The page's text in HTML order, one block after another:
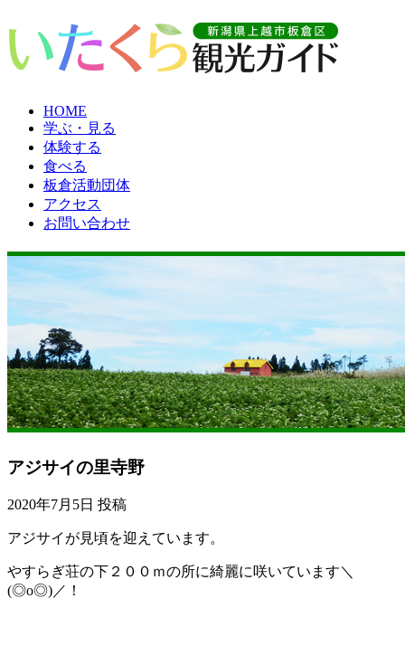
HOME
学ぶ・見る
体験する
食べる
板倉活動団体
アクセス
お問い合わせ
アジサイの里寺野
2020年7月5日 投稿
アジサイが見頃を迎えています。
やすらぎ荘の下２００ｍの所に綺麗に咲いています＼
(◎o◎)／！